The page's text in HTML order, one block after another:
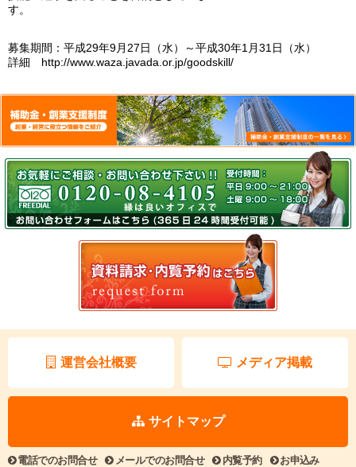
す。
募集期間：平成29年9月27日（水）～平成30年1月31日（水）
詳細 http://www.waza.javada.or.jp/goodskill/
運営会社概要 メディア掲載
サイトマップ
電話でのお問合せ メールでのお問合せ 内覧予約 お申込み